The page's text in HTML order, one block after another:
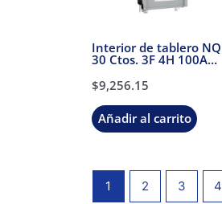
Interior de tablero NQ
30 Ctos. 3F 4H 100A
$9,256.15
Añadir al carrito
1 2 3 4